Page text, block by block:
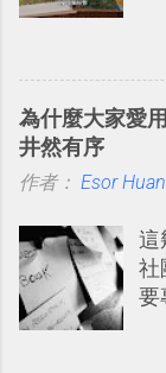
時
享
片
（
提
可
之
為什麼大家愛
井然有序
作者： Esor
這
社
要